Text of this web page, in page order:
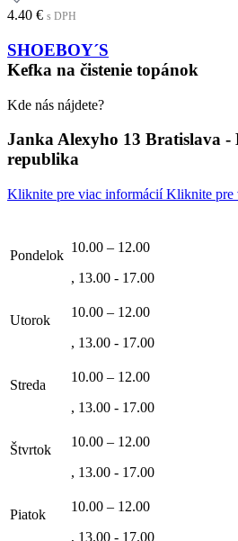
4.40 € s DPH
SHOEBOY´S
Kefka na čistenie topánok
Kde nás nájdete?
Janka Alexyho 13 Bratislava -
republika
Kliknite pre viac informáciíKliknite pre
Pondelok
10.00 – 12.00
, 13.00 - 17.00
Utorok
10.00 – 12.00
, 13.00 - 17.00
Streda
10.00 – 12.00
, 13.00 - 17.00
Štvrtok
10.00 – 12.00
, 13.00 - 17.00
Piatok
10.00 – 12.00
, 13.00 - 17.00